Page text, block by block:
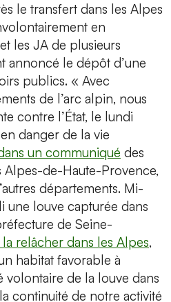
le transfert dans les Alpes
en
les JA de plusieurs
annoncé le dépôt d’une
publics. « Avec
de l’arc alpin, nous
contre l’État, le lundi
danger de la vie
un communiqué des
Alpes-de-Haute-Provence,
départements. Mi-
une louve capturée dans
de Seine-
relâcher dans les Alpes,
habitat favorable à
volontaire de la louve dans
continuité de notre activité